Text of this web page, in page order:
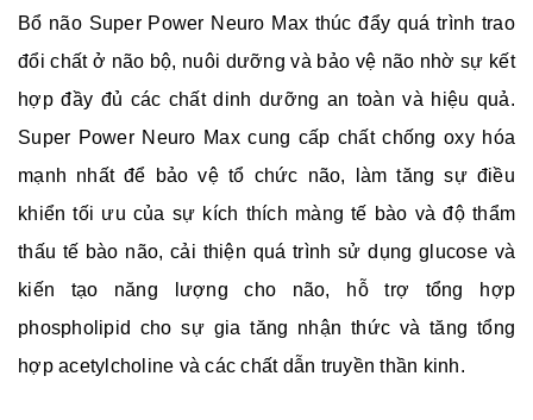
Bổ não Super Power Neuro Max thúc đẩy quá trình trao
đổi chất ở não bộ, nuôi dưỡng và bảo vệ não nhờ sự kết
hợp đầy đủ các chất dinh dưỡng an toàn và hiệu quả.
Super Power Neuro Max cung cấp chất chống oxy hóa
mạnh nhất để bảo vệ tổ chức não, làm tăng sự điều
khiển tối ưu của sự kích thích màng tế bào và độ thẩm
thấu tế bào não, cải thiện quá trình sử dụng glucose và
kiến tạo năng lượng cho não, hỗ trợ tổng hợp
phospholipid cho sự gia tăng nhận thức và tăng tổng
hợp acetylcholine và các chất dẫn truyền thần kinh.